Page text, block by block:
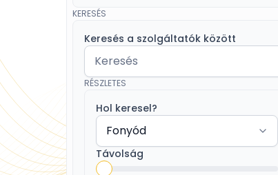
KERESÉS
Keresés a szolgáltatók között
RÉSZLETES
Hol keresel?
Távolság